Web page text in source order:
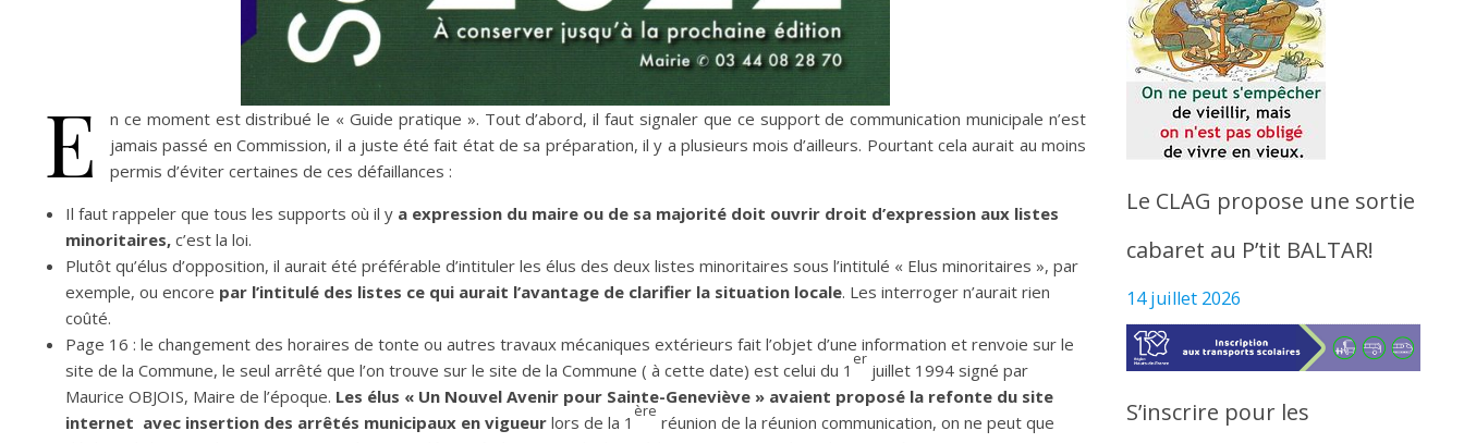
E
n ce moment est distribué le « Guide pratique ». Tout d’abord, il faut signaler que ce support de communication municipale n’est
jamais passé en Commission, il a juste été fait état de sa préparation, il y a plusieurs mois d’ailleurs. Pourtant cela aurait au moins
permis d’éviter certaines de ces défaillances :
Il faut rappeler que tous les supports où il y a expression du maire ou de sa majorité doit ouvrir droit d’expression aux listes
minoritaires, c’est la loi.
Plutôt qu’élus d’opposition, il aurait été préférable d’intituler les élus des deux listes minoritaires sous l’intitulé « Elus minoritaires », par
exemple, ou encore par l’intitulé des listes ce qui aurait l’avantage de clarifier la situation locale. Les interroger n’aurait rien
coûté.
Page 16 : le changement des horaires de tonte ou autres travaux mécaniques extérieurs fait l’objet d’une information et renvoie sur le
site de la Commune, le seul arrêté que l’on trouve sur le site de la Commune ( à cette date) est celui du 1
er
juillet 1994 signé par
Maurice OBJOIS, Maire de l’époque. Les élus « Un Nouvel Avenir pour Sainte-Geneviève » avaient proposé la refonte du site
internet avec insertion des arrêtés municipaux en vigueur lors de la 1
ère
réunion de la réunion communication, on ne peut que
Le CLAG propose une sortie
cabaret au P’tit BALTAR!
14 juillet 2026
S’inscrire pour les